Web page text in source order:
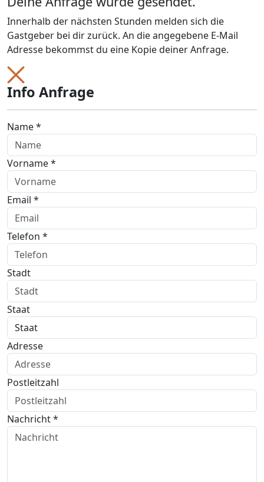
Innerhalb der nächsten Stunden melden sich die
Gastgeber bei dir zurück. An die angegebene E-Mail
Adresse bekommst du eine Kopie deiner Anfrage.
Info Anfrage
Name *
Vorname *
Email *
Telefon *
Stadt
Staat
Adresse
Postleitzahl
Nachricht *